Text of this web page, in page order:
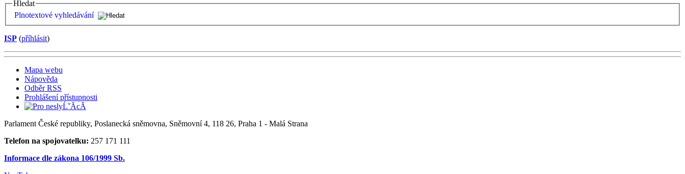
Hledat
Plnotextové vyhledávání
ISP (příhlásit)
Mapa webu
Nápověda
Odběr RSS
Prohlášení přístupnosti
Parlament České republiky, Poslanecká sněmovna, Sněmovní 4, 118 26, Praha 1 - Malá Strana
Telefon na spojovatelku: 257 171 111
Informace dle zákona 106/1999 Sb.